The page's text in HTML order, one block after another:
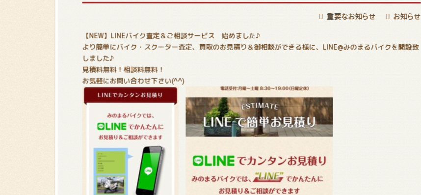
お知らせ
重要なお知らせ
【NEW】LINEバイク査定＆ご相談サービス 始めました♪
より簡単にバイク・スクーター査定、買取のお見積り＆御相談ができる様に、LINE@みのまるバイクを開設致
しました♪
見積料無料！相談料無料！
お気軽にお問い合わせ下さい(^^)